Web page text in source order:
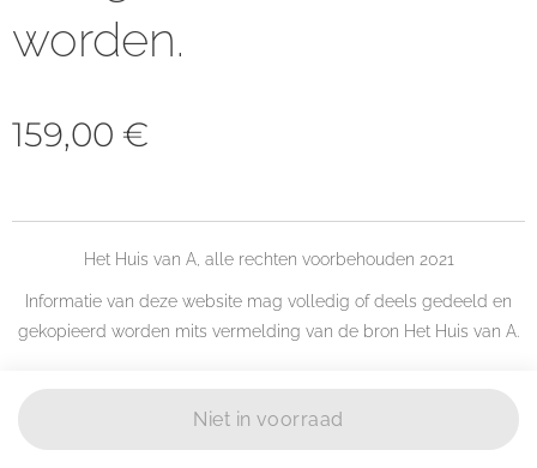
worden.
159,00 €
Niet in voorraad
Het Huis van A, alle rechten voorbehouden 2021
Informatie van deze website mag volledig of deels gedeeld en
gekopieerd worden mits vermelding van de bron Het Huis van A.